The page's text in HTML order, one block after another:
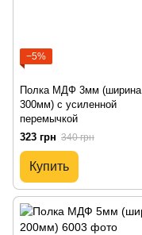
−5%
Полка МДФ 3мм (ширина
300мм) с усиленной
перемычкой
323 грн 340 грн
Купить